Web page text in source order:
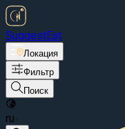
SuggestEat
Локация
Фильтр
Поиск
ru